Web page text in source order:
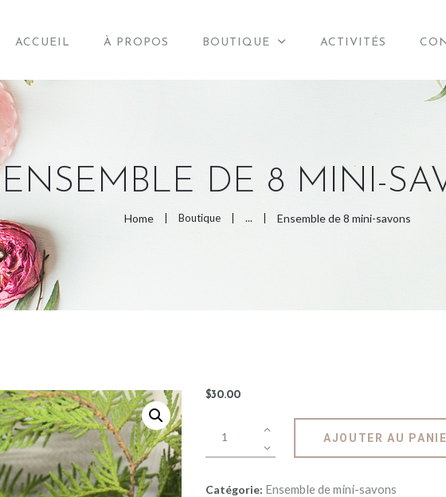
ACCUEIL À PROPOS BOUTIQUE ACTIVITÉS
ENSEMBLE DE 8 MINI-
Home Boutique ... Ensemble de 8 mini-savons
ACTIVITÉS
CONTACT
$30.00
AJOUTER AU
Catégorie: Ensemble de mini-savons